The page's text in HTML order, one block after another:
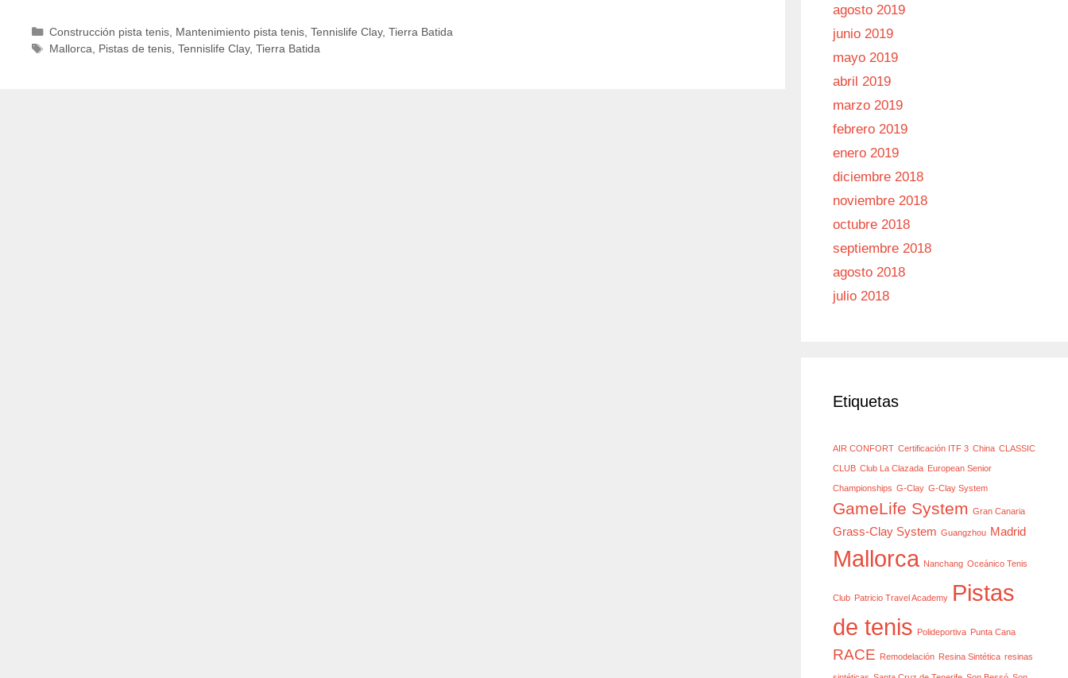
Categorías
Construcción pista tenis, Mantenimiento pista tenis, Tennislife Clay, Tierra Batida
Etiquetas
Mallorca, Pistas de tenis, Tennislife Clay, Tierra Batida
agosto 2019
junio 2019
mayo 2019
abril 2019
marzo 2019
febrero 2019
enero 2019
diciembre 2018
noviembre 2018
octubre 2018
septiembre 2018
agosto 2018
julio 2018
Etiquetas
AIR CONFORT Certificación ITF 3 China CLASSIC
CLUB Club La Clazada European Senior
Championships G-Clay G-Clay System
GameLife System Gran Canaria
Grass-Clay System Guangzhou Madrid
Mallorca Nanchang Oceánico Tenis
Club Patricio Travel Academy Pistas
de tenis Polideportiva Punta Cana
RACE Remodelación Resina Sintética resinas